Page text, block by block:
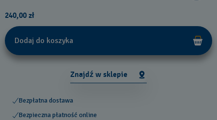
240,00 zł
Dodaj do koszyka
Znajdź w sklepie
Bezpłatna dostawa
Bezpieczna płatność online